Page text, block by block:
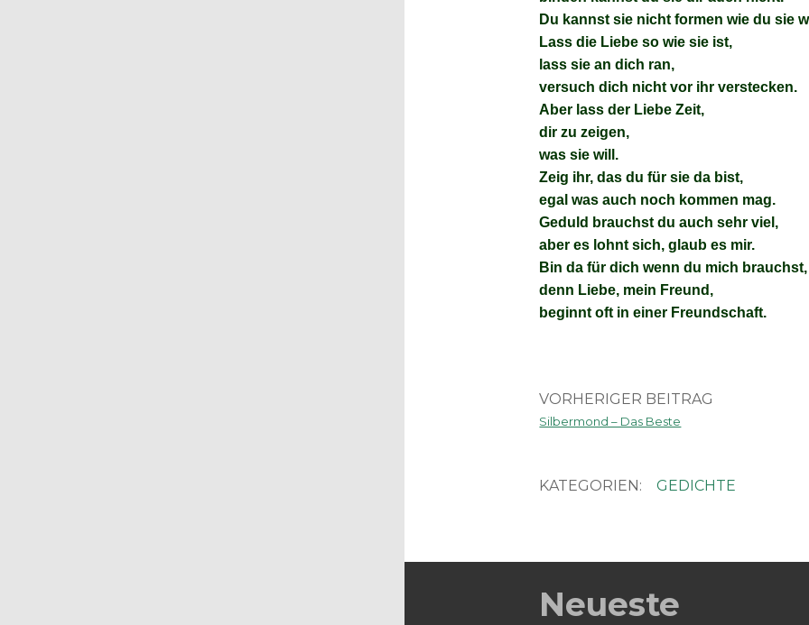
Du kannst sie nicht formen wie du sie
Lass die Liebe so wie sie ist,
lass sie an dich ran,
versuch dich nicht vor ihr verstecken.
Aber lass der Liebe Zeit,
dir zu zeigen,
was sie will.
Zeig ihr, das du für sie da bist,
egal was auch noch kommen mag.
Geduld brauchst du auch sehr viel,
aber es lohnt sich, glaub es mir.
Bin da für dich wenn du mich brauchst,
denn Liebe, mein Freund,
beginnt oft in einer Freundschaft.
VORHERIGER BEITRAG
Silbermond – Das Beste
KATEGORIEN: GEDICHTE
Neueste